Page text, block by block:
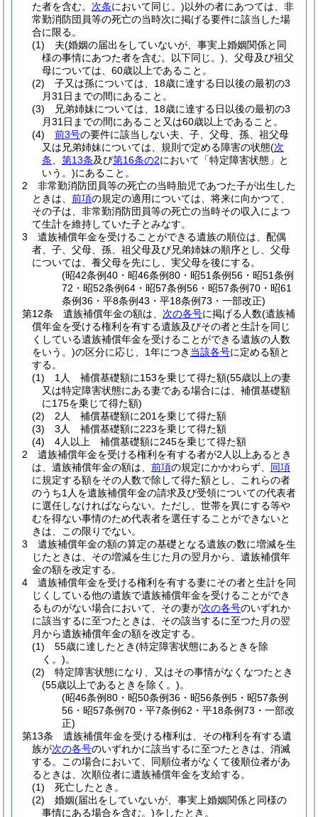
た者を含む。 次条において同じ。)以外の者にあつては、非
常勤消防団員等の死亡の当時次に掲げる要件に該当した場
合に限る。
(1)
夫(婚姻の届出をしていないが、事実上婚姻関係と同
様の事情にあつた者を含む。以下同じ。) 、父母及び祖父
母については、60歳以上であること。
(2)
子又は孫については、18歳に達する日以後の最初の3
月31日までの間にあること。
(3)
兄弟姉妹については、18歳に達する日以後の最初の3
月31日までの間にあること又は60歳以上であること。
(4)
前3号の要件に該当しない夫、子、父母、孫、祖父母
又は兄弟姉妹については、規則で定める障害の状態(次
条
第13条及び第16条の2において「特定障害状態」と
いう。)にあること。
2
非常勤消防団員等の死亡の当時胎児であつた子が出生した
ときは、 前項の規定の適用については、将来に向かつて、
その子は、非常勤消防団員等の死亡の当時その収入によつ
て生計を維持していた子とみなす。
3
遺族補償年金を受けることができる遺族の順位は、配偶
者、子、父母、孫、祖父母及び兄弟姉妹の順序とし、父母
については、養父母を先にし、実父母を後にする。
(昭42条例40・昭46条例80・昭51条例56・昭51条例
72・昭52条例64・昭57条例56・昭57条例70・昭61
条例36・平8条例43・平18条例73・一部改正)
第12条
遺族補償年金の額は、 次の各号に掲げる人数(遺族補
償年金を受ける権利を有する遺族及びその者と生計を同じ
くしている遺族補償年金を受けることができる遺族の人数
をいう。)の区分に応じ、1年につき 当該各号に定める額と
する。
(1)
1人 補償基礎額に153を乗じて得た額(55歳以上の妻
又は特定障害状態にある妻である場合には、補償基礎額
に175を乗じて得た額)
(2)
2人 補償基礎額に201を乗じて得た額
(3)
3人 補償基礎額に223を乗じて得た額
(4)
4人以上 補償基礎額に245を乗じて得た額
2
遺族補償年金を受ける権利を有する者が2人以上あるとき
は、遺族補償年金の額は、 前項の規定にかかわらず、 同項
に規定する額をその人数で除して得た額とし、これらの者
のうち1人を遺族補償年金の請求及び受領についての代表者
に選任しなければならない。 ただし、世帯を異にする等や
むを得ない事情のため代表者を選任することができないと
きは、この限りでない。
3
遺族補償年金の額の算定の基礎となる遺族の数に増減を生
じたときは、その増減を生じた月の翌月から、遺族補償年
金の額を改定する。
4
遺族補償年金を受ける権利を有する妻にその者と生計を同
じくしている他の遺族で遺族補償年金を受けることができ
るものがない場合において、その妻が次の各号のいずれか
に該当するに至つたときは、その該当するに至つた月の翌
月から遺族補償年金の額を改定する。
(1)
55歳に達したとき(特定障害状態にあるときを除
く。)。
(2)
特定障害状態になり、又はその事情がなくなつたとき
(55歳以上であるときを除く。)。
(昭46条例80・昭50条例36・昭56条例5・昭57条例
56・昭57条例70・平7条例62・平18条例73・一部改
正)
第13条
遺族補償年金を受ける権利は、その権利を有する遺
族が次の各号のいずれかに該当するに至つたときは、消滅
する。
この場合において、同順位者がなくて後順位者があ
るときは、次順位者に遺族補償年金を支給する。
(1)
死亡したとき。
(2)
婚姻(届出をしていないが、事実上婚姻関係と同様の
事情にある場合を含む。)をしたとき。